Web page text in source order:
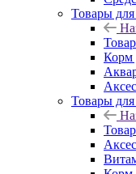
Товары
Корм
Товары